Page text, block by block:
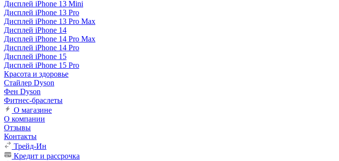
Дисплей iPhone 13 Mini
Дисплей iPhone 13 Pro
Дисплей iPhone 13 Pro Max
Дисплей iPhone 14
Дисплей iPhone 14 Pro Max
Дисплей iPhone 14 Pro
Дисплей iPhone 15
Дисплей iPhone 15 Pro
Красота и здоровье
Стайлер Dyson
Фен Dyson
Фитнес-браслеты
О магазине
О компании
Отзывы
Контакты
Трейд-Ин
Кредит и рассрочка